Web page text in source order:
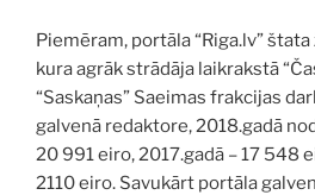
Piemēram, portāla “Riga.lv”
kura agrāk strādāja laikrakstā
“Saskaņas” Saeimas frakcijas
galvenā redaktore, 2018.gadā
20 991 eiro, 2017.gadā – 17 548
2110 eiro. Savukārt portāla